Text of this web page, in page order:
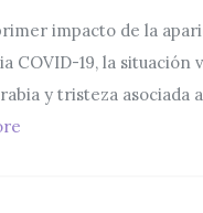
impacto de la
COVID-19, la situación
y tristeza asociada